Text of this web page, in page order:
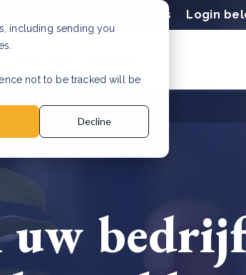
including sending you
not to be tracked will be
Decline
Vacatures Login
artikel